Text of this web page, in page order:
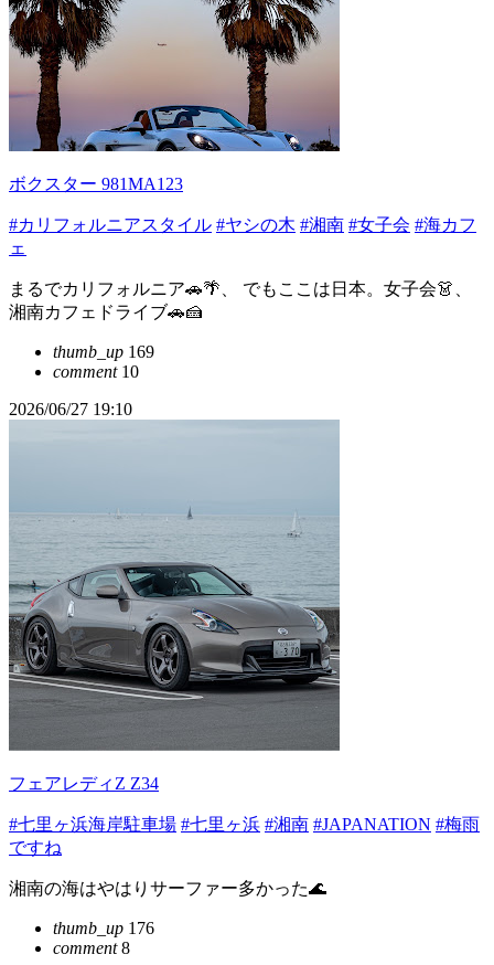
ボクスター 981MA123
#カリフォルニアスタイル #ヤシの木 #湘南 #女子会 #海カフ
ェ
まるでカリフォルニア🚗🌴、 でもここは日本。女子会👗、
湘南カフェドライブ🚗🍰
thumb_up 169
comment10
2026/06/27 19:10
フェアレディZ Z34
#七里ヶ浜海岸駐車場 #七里ヶ浜 #湘南 #JAPANATION #梅雨
ですね
湘南の海はやはりサーファー多かった🌊
thumb_up 176
comment8